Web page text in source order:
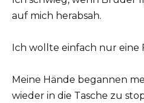
auf mich herabsah.
Ich wollte einfach nur eine
Meine Hände begannen
wieder in die Tasche zu